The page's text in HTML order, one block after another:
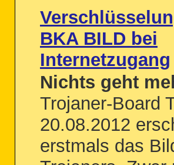
BKA BILD bei
Internetzugang
Nichts geht
Trojaner-Board
20.08.2012
erstmals das